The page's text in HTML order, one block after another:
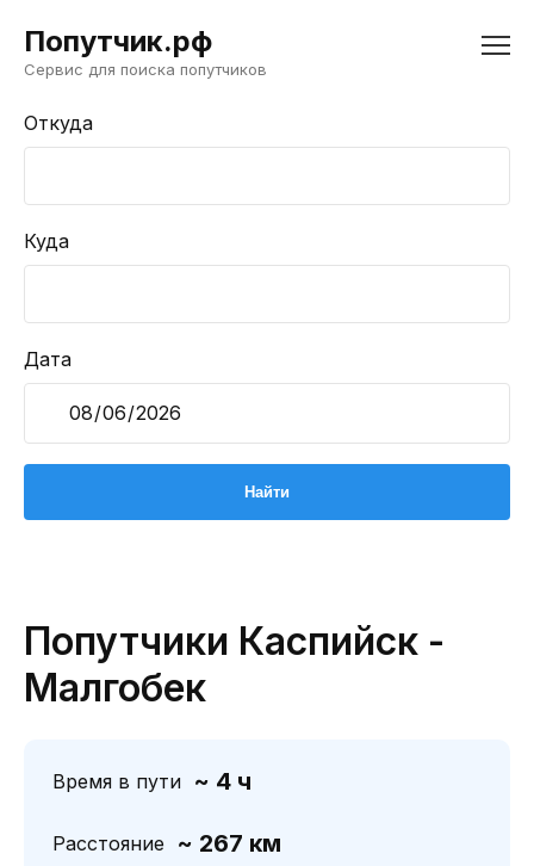
Попутчик.рф
Сервис для поиска попутчиков
Откуда
Куда
Дата
Попутчики Каспийск -
Малгобек
Время в пути ~ 4 ч
Расстояние ~ 267 км